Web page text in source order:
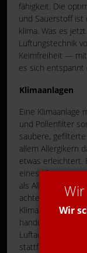
fähigkeit. Die
und Sauer­stoff ist
klima. Was es
Lüftungstechnik
Keimfreiheit — mit
es sich entspannt
Klimaanlagen
Eine Klimaanlage
und Pollenfilter
saubere,
allem Allergikern
etwas erleichtert.
eines
als Allergiker
achten, dass es
Klimaanlage um
handelt, bei dem
Luftaustausch
stattfindet.
Wir